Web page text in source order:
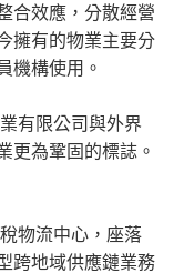
合效應，分散經營
擁有的物業主要分
機構使用。
有限公司與外界
更為鞏固的標誌。
物流中心，座落
跨地域供應鏈業務